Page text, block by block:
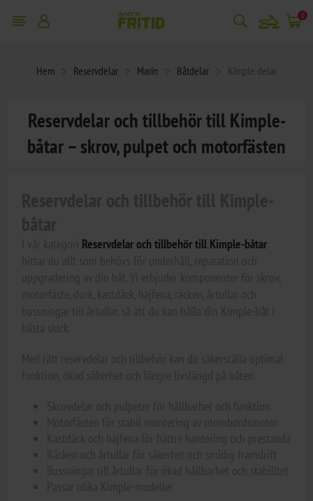
snowmobile 0
Hem Reservdelar Marin Båtdelar Kimple delar
Reservdelar och tillbehör till Kimple-
båtar – skrov, pulpet och motorfästen
Reservdelar och tillbehör till Kimple-båtar